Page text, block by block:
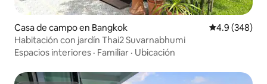
Casa de campo en Bangkok Calificación
4.9 (348)
Habitación con jardín Thai2 Suvarnabhumi
Espacios interiores · Familiar · Ubicación